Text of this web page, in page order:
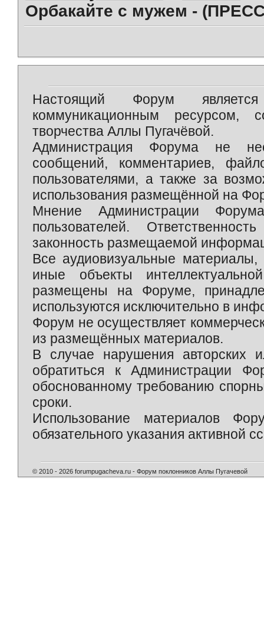
Орбакайте с мужем -
Настоящий Форум является
коммуникационным ресурсом,
творчества Аллы Пугачёвой.
Администрация Форума не
сообщений, комментариев,
пользователями, а также за
использования размещённой на
Мнение Администрации
пользователей.
законность размещаемой
Все аудиовизуальные
иные объекты
размещены на Форуме,
используются исключительно в
Форум не осуществляет
из размещённых материалов.
В случае нарушения авторских
обратиться к Администрации
обоснованному требованию
сроки.
Использование материалов
обязательного указания активной
© 2010 - 2026 forumpugacheva.ru - Форум поклонников Аллы Пугачевой